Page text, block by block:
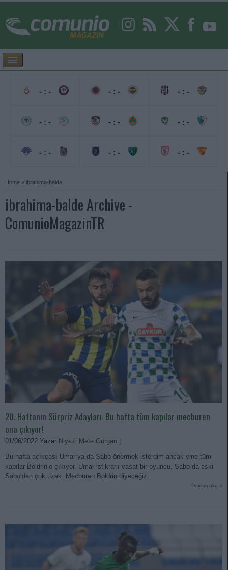
- : -
- : -
- : -
- : -
- : -
- : -
- : -
- : -
- : -
Home » ibrahima-balde
ibrahima-balde Archive -
ComunioMagazinTR
20. Haftanın Sürpriz Adayları: Bu hafta tüm kapılar mecburen
ona çıkıyor!
01/06/2022 Yazar Niyazi Mete Gürgan
Bu hafta açıkçası Umar ya da Sabo önermek isterdim ancak yine tüm
kapılar Boldrin’e çıkıyor. Umar istikrarlı vasat bir oyuncu, Sabo da eski
Sabo’dan çok uzak. Mecburen Boldrin diyeceğiz.
Devam oku »